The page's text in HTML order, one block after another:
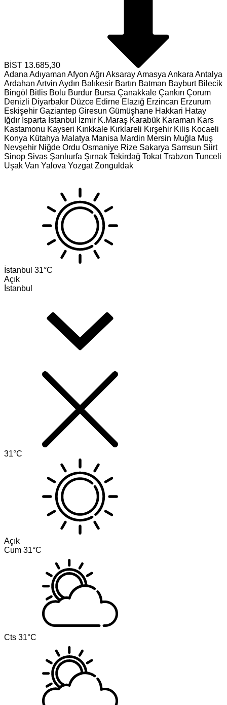
BİST 13.685,30
Adana Adıyaman Afyon Ağrı AksarayAmasya Ankara Antalya
Ardahan Artvin Aydın Balıkesir Bartın Batman Bayburt Bilecik
Bingöl Bitlis Bolu Burdur Bursa Çanakkale Çankırı Çorum
Denizli Diyarbakır Düzce Edirne Elazığ Erzincan Erzurum
Eskişehir Gaziantep Giresun Gümüşhane Hakkari Hatay
Iğdır Isparta İstanbul İzmir K.Maraş Karabük Karaman Kars
Kastamonu Kayseri Kırıkkale Kırklareli Kırşehir Kilis Kocaeli
Konya Kütahya Malatya Manisa Mardin Mersin Muğla Muş
Nevşehir Niğde Ordu Osmaniye Rize Sakarya Samsun Siirt
Sinop Sivas Şanlıurfa Şırnak Tekirdağ Tokat Trabzon Tunceli
Uşak Van Yalova Yozgat Zonguldak
İstanbul 31°C
Açık
İstanbul
31°C
Açık
Cum 31°C
Cts 31°C